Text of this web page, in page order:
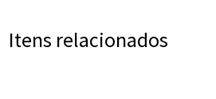
Itens relacionados